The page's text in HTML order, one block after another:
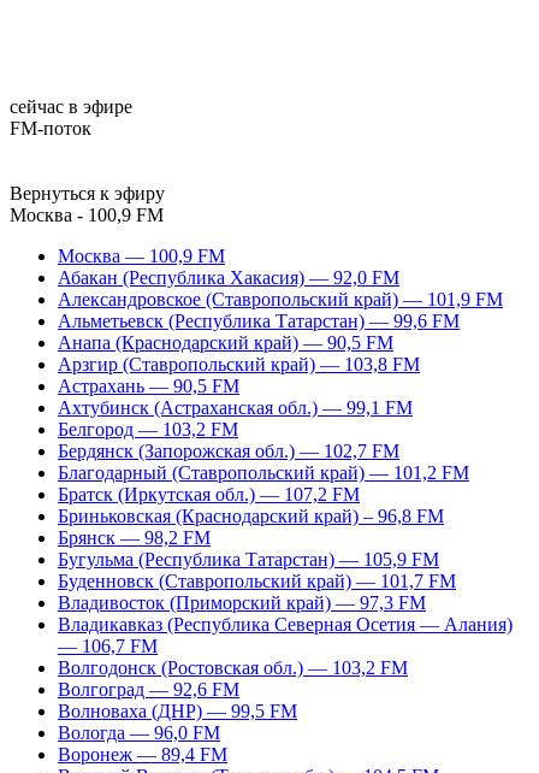
сейчас в эфире
FM-поток
Вернуться к эфиру
Москва - 100,9 FM
Москва — 100,9 FM
Абакан (Республика Хакасия) — 92,0 FM
Александровское (Ставропольский край) — 101,9 FM
Альметьевск (Республика Татарстан) — 99,6 FM
Анапа (Краснодарский край) — 90,5 FM
Арзгир (Ставропольский край) — 103,8 FM
Астрахань — 90,5 FM
Ахтубинск (Астраханская обл.) — 99,1 FM
Белгород — 103,2 FM
Бердянск (Запорожская обл.) — 102,7 FM
Благодарный (Ставропольский край) — 101,2 FM
Братск (Иркутская обл.) — 107,2 FM
Бриньковская (Краснодарский край) – 96,8 FM
Брянск — 98,2 FM
Бугульма (Республика Татарстан) — 105,9 FM
Буденновск (Ставропольский край) — 101,7 FM
Владивосток (Приморский край) — 97,3 FM
Владикавказ (Республика Северная Осетия — Алания)
— 106,7 FM
Волгодонск (Ростовская обл.) — 103,2 FM
Волгоград — 92,6 FM
Волноваха (ДНР) — 99,5 FM
Вологда — 96,0 FM
Воронеж — 89,4 FM